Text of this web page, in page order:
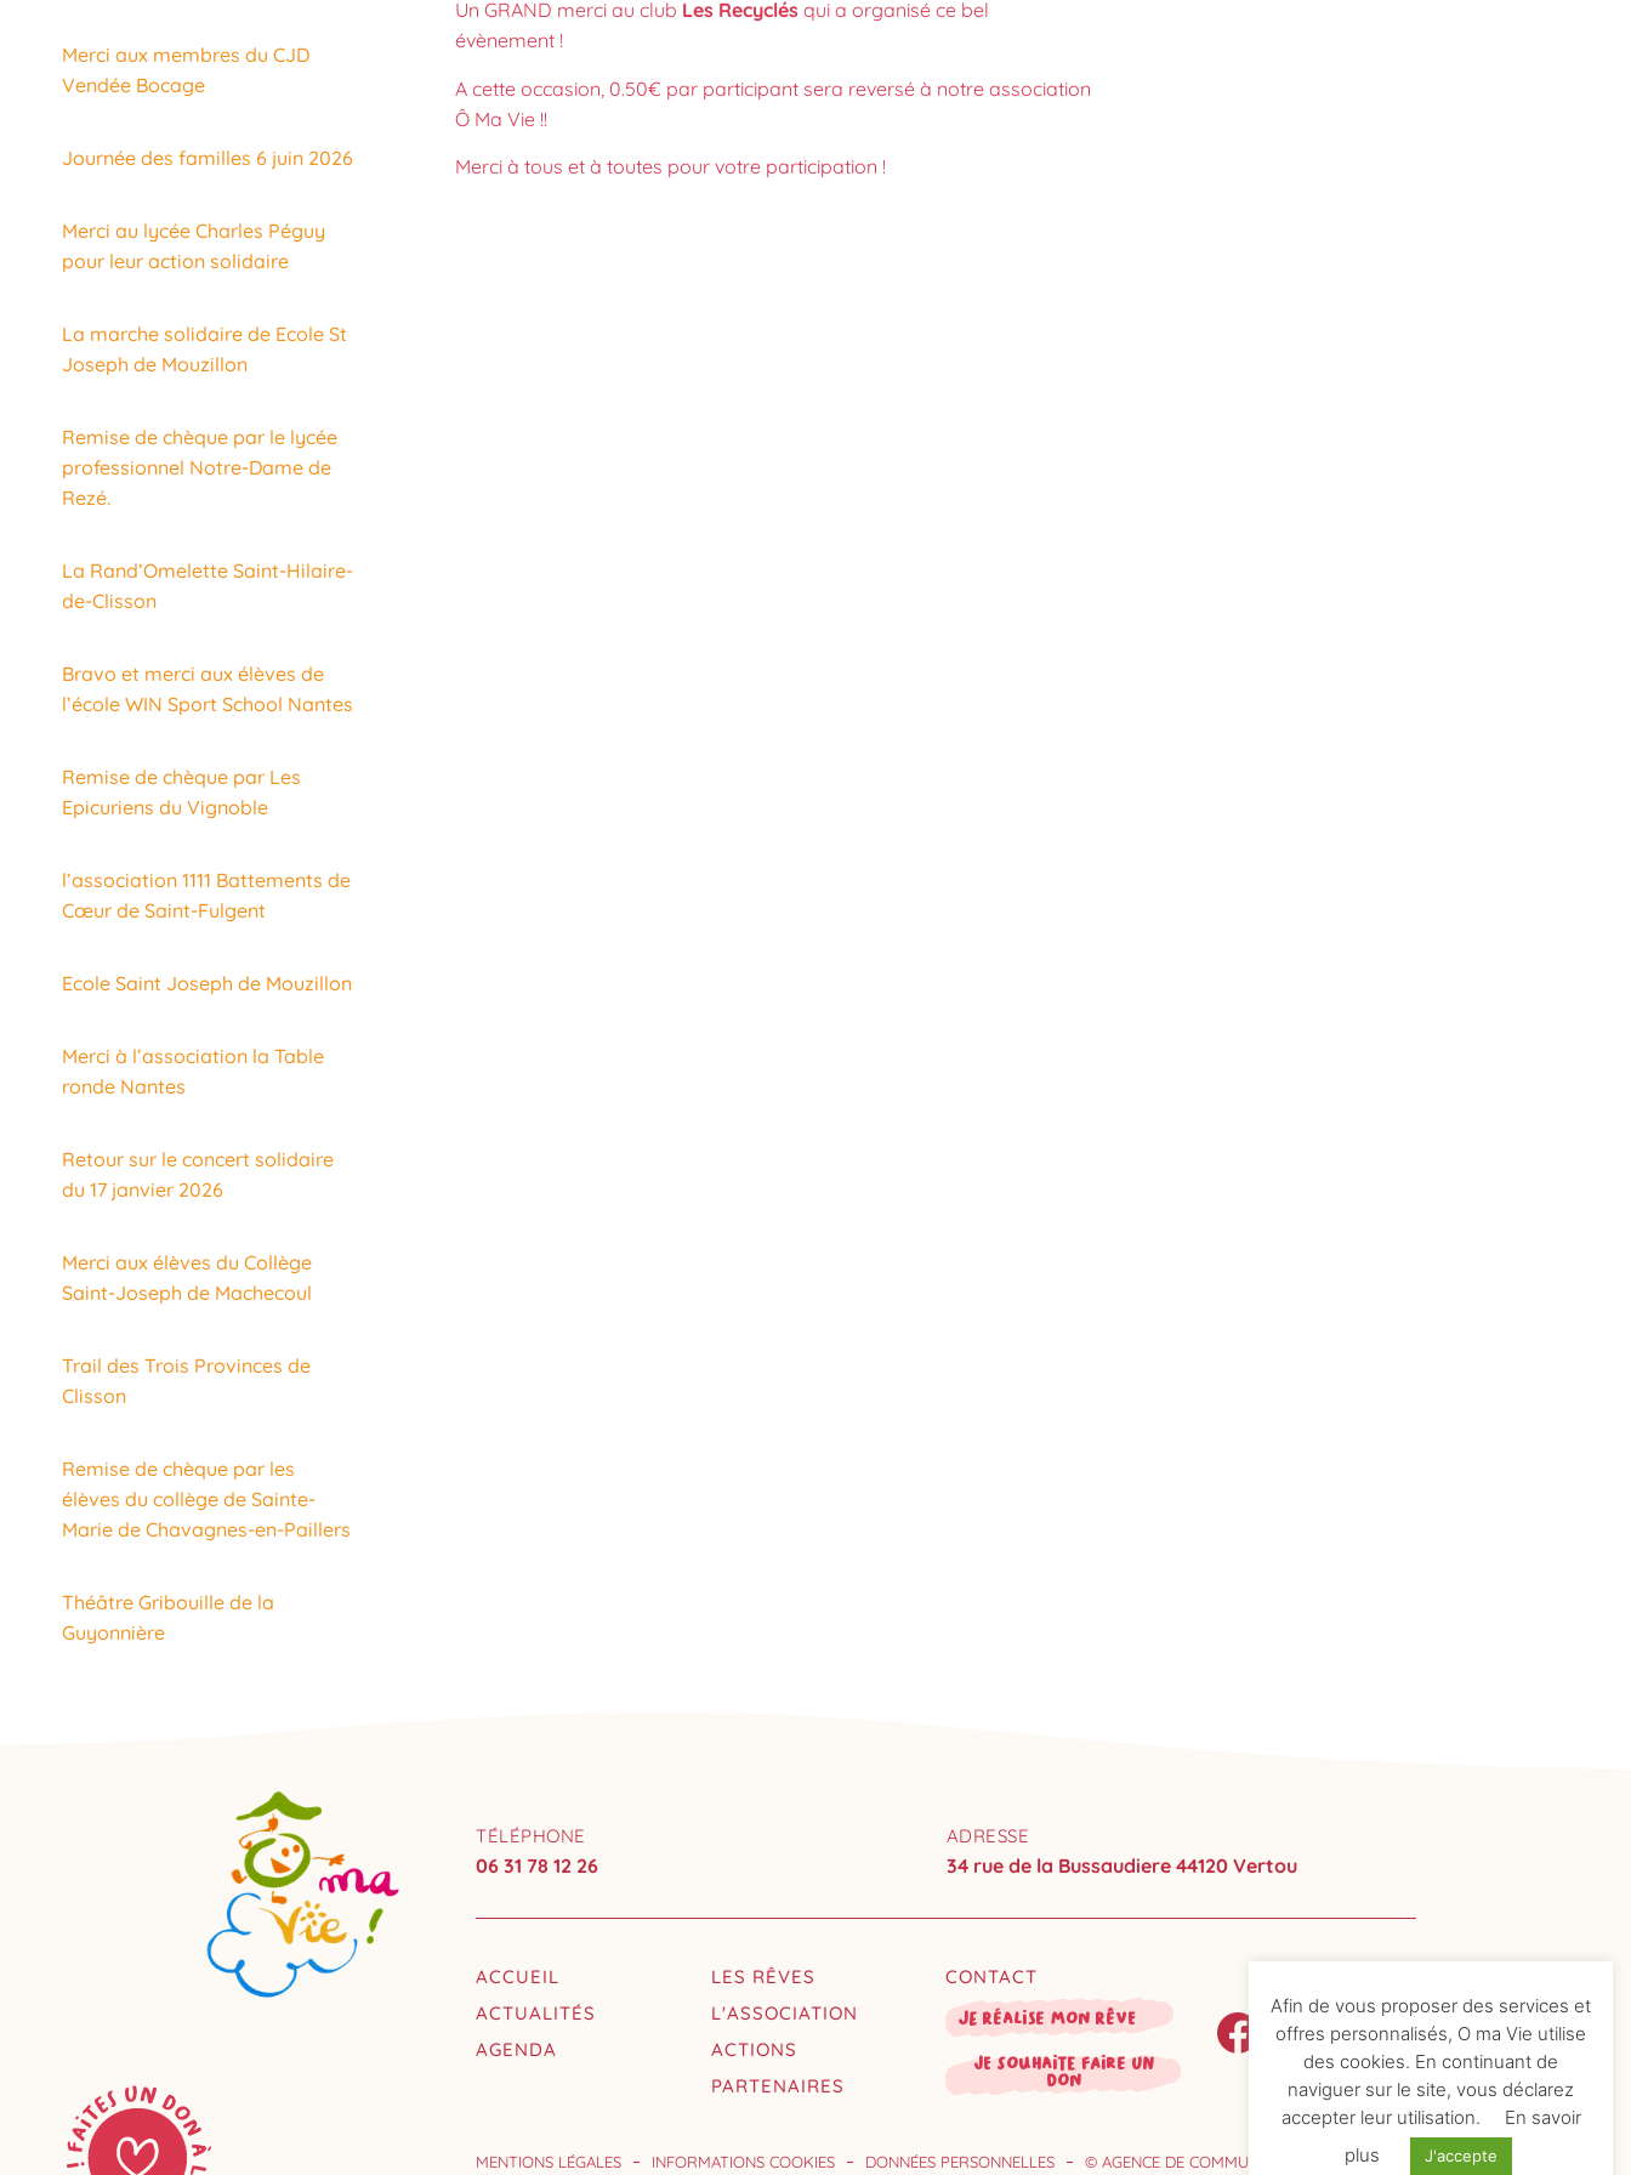
Merci aux membres du CJD
Vendée Bocage
Journée des familles 6 juin 2026
Merci au lycée Charles Péguy
pour leur action solidaire
La marche solidaire de Ecole St
Joseph de Mouzillon
Remise de chèque par le lycée
professionnel Notre-Dame de
Rezé.
La Rand’Omelette Saint-Hilaire-
de-Clisson
Bravo et merci aux élèves de
l’école WIN Sport School Nantes
Remise de chèque par Les
Epicuriens du Vignoble
l’association 1111 Battements de
Cœur de Saint-Fulgent
Ecole Saint Joseph de Mouzillon
Merci à l’association la Table
ronde Nantes
Retour sur le concert solidaire
du 17 janvier 2026
Merci aux élèves du Collège
Saint-Joseph de Machecoul
Trail des Trois Provinces de
Clisson
Remise de chèque par les
élèves du collège de Sainte-
Marie de Chavagnes-en-Paillers
Théâtre Gribouille de la
Guyonnière
Un GRAND merci au club Les Recyclésqui a organisé ce bel
évènement !
A cette occasion, 0.50€ par participant sera reversé à notre association
Ô Ma Vie !!
Merci à tous et à toutes pour votre participation !
TÉLÉPHONE
06 31 78 12 26
ADRESSE
34 rue de la Bussaudiere 44120 Vertou
ACCUEIL
ACTUALITÉS
AGENDA
LES RÊVES
L'ASSOCIATION
ACTIONS
PARTENAIRES
CONTACT
Je réalise mon rêve
je souhaite faire un
don
MENTIONS LÉGALES INFORMATIONS COOKIES DONNÉES PERSONNELLES © AGENCE DE COMMUNICATION
Afin de vous proposer des services et
offres personnalisés, O ma Vie utilise
des cookies. En continuant de
naviguer sur le site, vous déclarez
accepter leur utilisation.
En savoir
plus
J'accepte